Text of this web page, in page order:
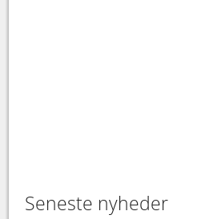
Seneste nyheder